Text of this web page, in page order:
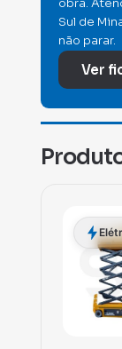
Sul de
não parar.
Ver